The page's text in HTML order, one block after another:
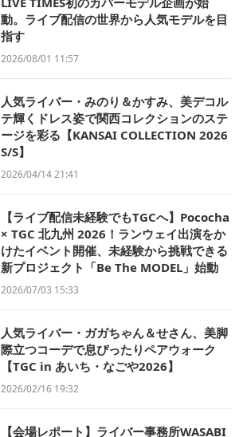
動。ライブ配信の世界から人気モデルを目
指す
2026/08/01 11:57
人気ライバー・みのり＆かすみ、美デコル
テ輝くドレス姿で関西コレクションのステ
ージを彩る【KANSAI COLLECTION 2026
S/S】
2026/04/14 21:41
【ライブ配信未経験でもTGCへ】Pococha
× TGC 北九州 2026！ランウェイ出演をか
けたイベント開催、未経験から挑戦できる
新プロジェクト「Be The MODEL」始動
2026/07/03 15:33
人気ライバー・ガガちゃん＆せさん、美脚
際立つコーデで息ぴったりペアウォーク
【TGC in あいち・なごや2026】
2026/02/16 19:32
【会場レポート】ライバー事務所WASABI